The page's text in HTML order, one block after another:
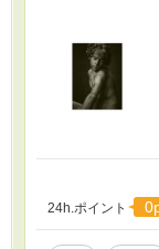
24h.ポイント